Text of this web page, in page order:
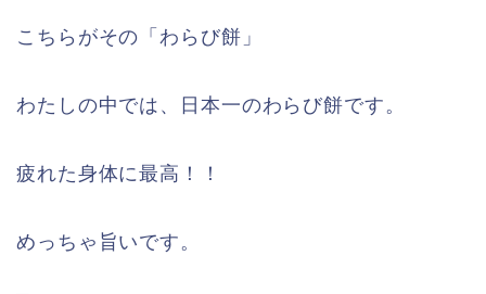
こちらがその「わらび餅」
わたしの中では、日本一のわらび餅です。
疲れた身体に最高！！
めっちゃ旨いです。